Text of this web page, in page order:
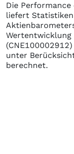
Die Performance
liefert
Wertentwicklung
(CNE100002912)
unter
berechnet.